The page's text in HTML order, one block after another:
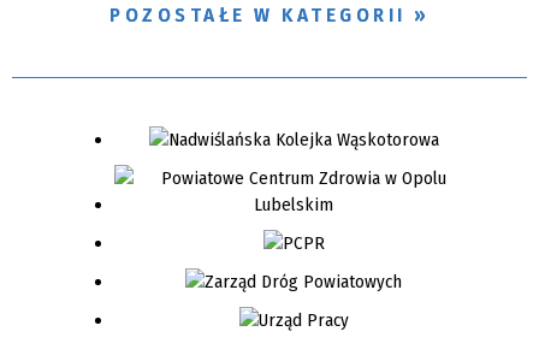
POZOSTAŁE W KATEGORII